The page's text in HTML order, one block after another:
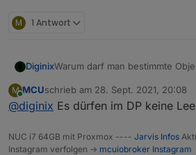
M 1 Antwort
DiginixWarum darf man bestimmte
M
Online
MCUschrieb am 28. Sept. 2021, 20:08
zuletzt editiert von
@diginix Es dürfen im DP keine
NUC i7 64GB mit Proxmox ---- Jarvis Infos
Instagram verfolgen -> mcuiobroker Instagram